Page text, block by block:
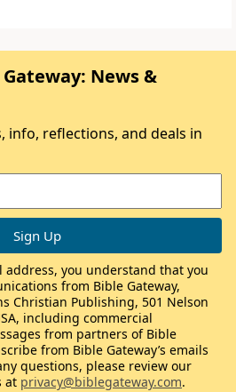
News &
info, reflections, and deals in
you understand that you
from Bible Gateway,
Christian Publishing, 501 Nelson
including commercial
from partners of Bible
from Bible Gateway’s emails
questions, please review our
at privacy@biblegateway.com.